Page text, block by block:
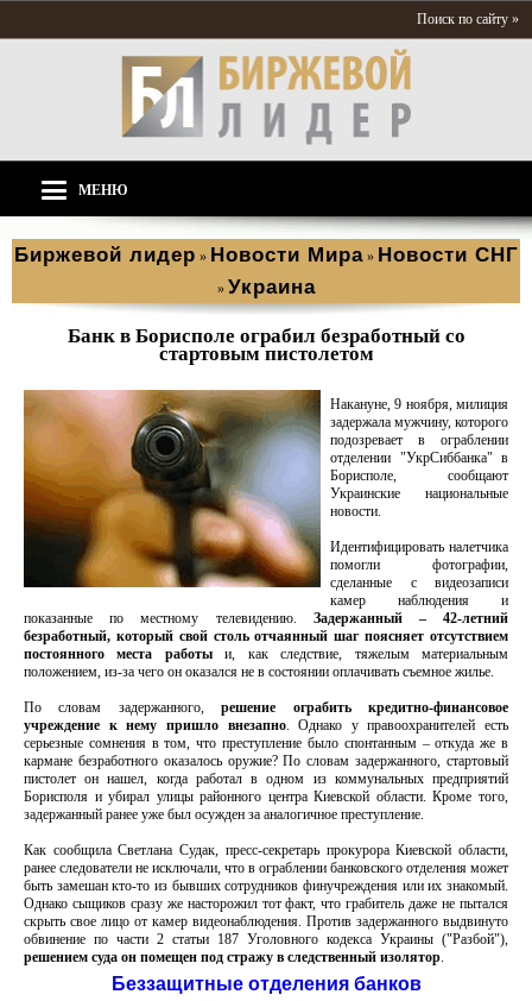
Поиск по сайту »
МЕНЮ
Биржевой лидер » Новости Мира » Новости СНГ
» Украина
Банк в Борисполе ограбил безработный со
стартовым пистолетом
Накануне, 9 ноября, милиция
задержала мужчину, которого
подозревает в ограблении
отделении "УкрСиббанка" в
Борисполе, сообщают
Украинские национальные
новости.
Идентифицировать налетчика
помогли фотографии,
сделанные с видеозаписи
камер наблюдения и
показанные по местному телевидению. Задержанный – 42-летний
безработный, который свой столь отчаянный шаг поясняет отсутствием
постоянного места работыи, как следствие, тяжелым материальным
положением, из-за чего он оказался не в состоянии оплачивать съемное жилье.
По словам задержанного,решение ограбить кредитно-финансовое
учреждение к нему пришло внезапно. Однако у правоохранителей есть
серьезные сомнения в том, что преступление было спонтанным – откуда же в
кармане безработного оказалось оружие? По словам задержанного, стартовый
пистолет он нашел, когда работал в одном из коммунальных предприятий
Борисполя и убирал улицы районного центра Киевской области. Кроме того,
задержанный ранее уже был осужден за аналогичное преступление.
Как сообщила Светлана Судак, пресс-секретарь прокурора Киевской области,
ранее следователи не исключали, что в ограблении банковского отделения может
быть замешан кто-то из бывших сотрудников финучреждения или их знакомый.
Однако сыщиков сразу же насторожил тот факт, что грабитель даже не пытался
скрыть свое лицо от камер видеонаблюдения. Против задержанного выдвинуто
обвинение по части 2 статьи 187 Уголовного кодекса Украины ("Разбой"),
решением суда он помещен под стражу в следственный изолятор.
Беззащитные отделения банков